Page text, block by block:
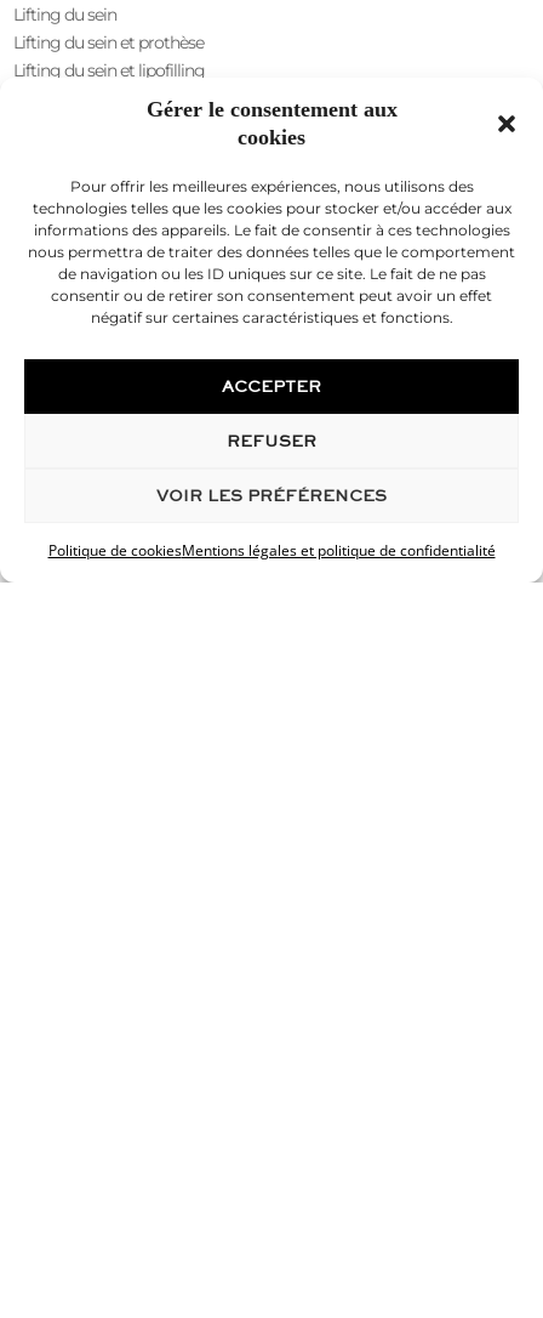
Gérer le consentement aux
cookies
Pour offrir les meilleures expériences, nous utilisons des
technologies telles que les cookies pour stocker et/ou accéder aux
informations des appareils. Le fait de consentir à ces technologies
nous permettra de traiter des données telles que le comportement
de navigation ou les ID uniques sur ce site. Le fait de ne pas
consentir ou de retirer son consentement peut avoir un effet
négatif sur certaines caractéristiques et fonctions.
ACCEPTER
REFUSER
VOIR LES PRÉFÉRENCES
Politique de cookiesMentions légales et politique de confidentialité
Lifting du sein
Lifting du sein et prothèse
Lifting du sein et lipofilling
Réduction du mamelon
CHIRURGIE INTIME
Sexe masculin
Allongement pénien
Épaississement pénien
Acide hyaluronique
Sexe féminin
Liposuccion du ventre
Liposuccion des Cuisses